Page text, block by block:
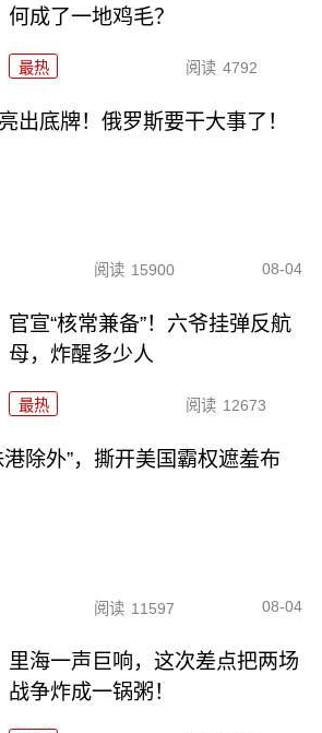
何成了一地鸡毛？
最热 阅读 4792
出底牌！俄罗斯要干大事了！
阅读 15900 08-04
官宣“核常兼备”！六爷挂弹反航
母，炸醒多少人
最热 阅读 12673
除外”，撕开美国霸权遮羞布
阅读 11597 08-04
里海一声巨响，这次差点把两场
战争炸成一锅粥！